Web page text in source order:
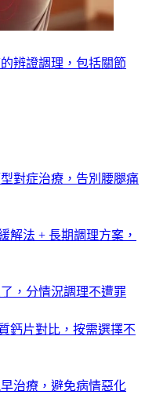
辨證調理，包括關節
對症治療，告別腰腿痛
解法 + 長期調理方案，
，分情況調理不遭罪
鈣片對比，按需選擇不
治療，避免病情惡化